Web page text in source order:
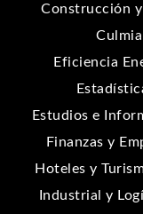
Construcción
Culmia
Eficiencia
Estudios e
Finanzas y
Hoteles y
Industrial y